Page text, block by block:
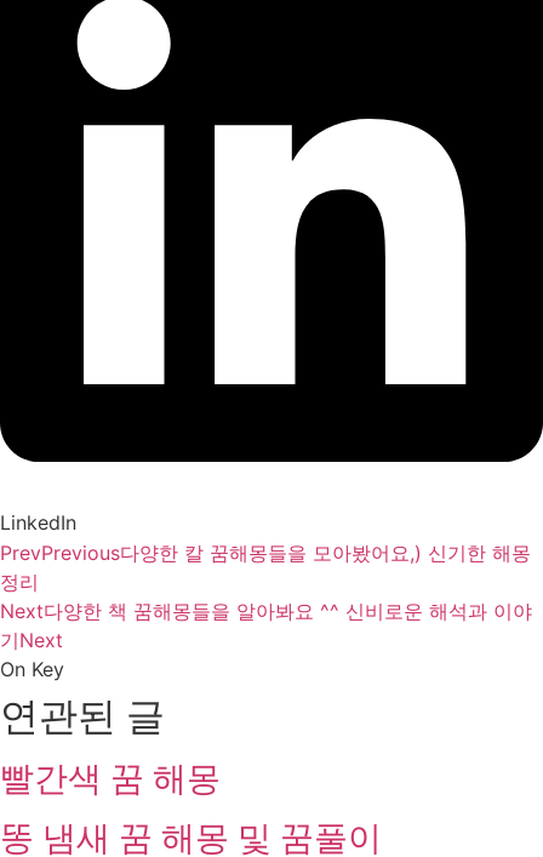
LinkedIn
PrevPrevious다양한 칼 꿈해몽들을 모아봤어요,) 신기한 해몽
정리
Next다양한 책 꿈해몽들을 알아봐요 ^^ 신비로운 해석과 이야
기Next
On Key
연관된 글
빨간색 꿈 해몽
똥 냄새 꿈 해몽 및 꿈풀이